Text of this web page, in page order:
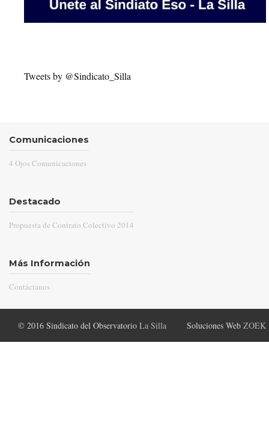
Tweets by @Sindicato_Silla
Comunicaciones
4 Ojos Comunicaciones
Destacado
Propuesta de Contrato Colectivo 2014
Más Información
Contáctanos
© 2016 Sindicato del Observatorio La Silla Soluciones Web ZOEK